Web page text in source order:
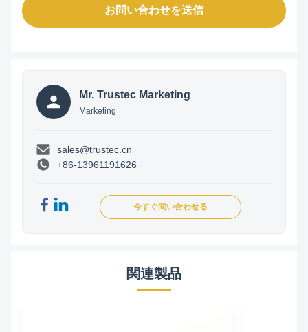
お問い合わせを送信
Mr. Trustec Marketing
Marketing
sales@trustec.cn
+86-13961191626
今すぐ問い合わせる
関連製品